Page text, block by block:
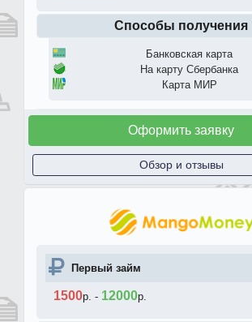
Способы получения
Банковская карта
На карту Сбербанка
Карта МИР
Оформить заявку
Обзор и отзывы
Первый займ
1500р. - 12000р.